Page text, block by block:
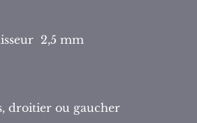
2,5 mm
droitier ou gaucher